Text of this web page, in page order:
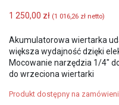
1 250,00 zł (1 016,26 zł netto)
Akumulatorowa wiertarka
większa wydajność dzięki
Mocowanie narzędzia 1/4″
do wrzeciona wiertarki
Produkt dostępny na